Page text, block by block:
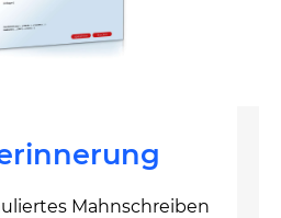
Mahnschreiben